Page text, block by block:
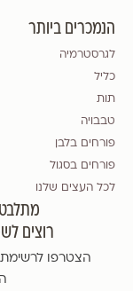
הנמכרים ביותר
לגרסטרמיה
כליל
תות
טבבויה
פורחים בלבן
פורחים בסגול
לכל העצים שלנו
רוצים
הצטרפו לרשימת